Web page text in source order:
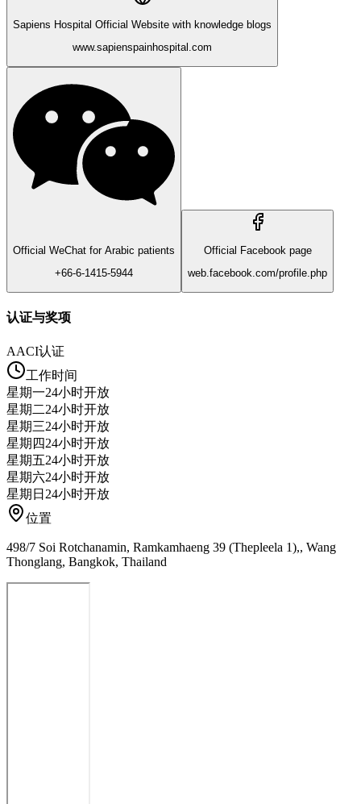
Sapiens Hospital Official Website with knowledge blogs
www.sapienspainhospital.com
Official WeChat for Arabic patients
+66-6-1415-5944
Official Facebook page
web.facebook.com/profile.php
认证与奖项
AACI认证
工作时间
星期一24小时开放
星期二24小时开放
星期三24小时开放
星期四24小时开放
星期五24小时开放
星期六24小时开放
星期日 24小时开放
位置
498/7 Soi Rotchanamin, Ramkamhaeng 39 (Thepleela 1),, Wang
Thonglang, Bangkok, Thailand